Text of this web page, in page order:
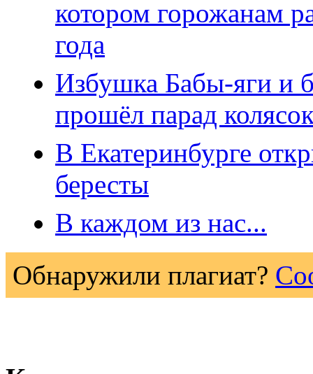
котором горожанам
года
Избушка Бабы-яги и
прошёл парад
В Екатеринбурге
бересты
В каждом из нас...
Обнаружили плагиат?